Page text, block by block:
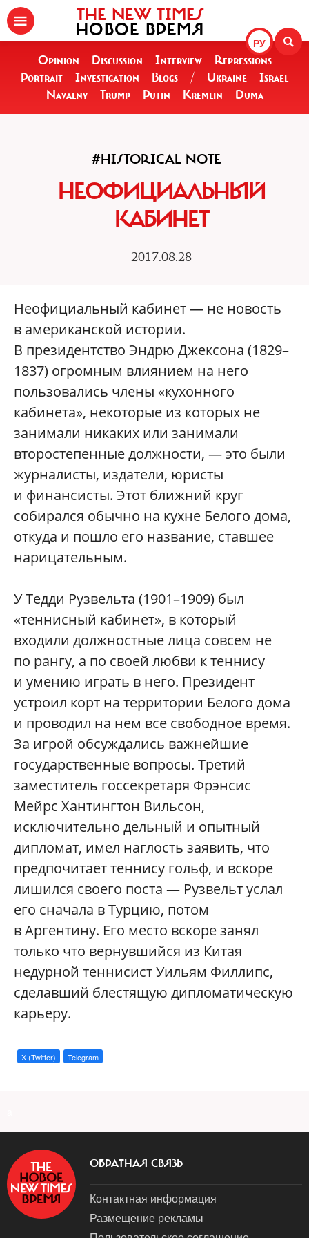
РУ
THE NEW TIMES
НОВОЕ ВРЕМЯ
Opinion Discussion Interview
Repressions
Portrait
Investigation Blogs / Ukraine
Israel
Navalny
Trump Putin Kremlin Duma
#HISTORICAL NOTE
НЕОФИЦИАЛЬНЫЙ
КАБИНЕТ
2017.08.28
Неофициальный кабинет — не новость
в американской истории.
В президентство Эндрю Джексона (1829–
1837) огромным влиянием на него
пользовались члены «кухонного
кабинета», некоторые из которых не
занимали никаких или занимали
второстепенные должности, — это были
журналисты, издатели, юристы
и финансисты. Этот ближний круг
собирался обычно на кухне Белого дома,
откуда и пошло его название, ставшее
нарицательным.
У Тедди Рузвельта (1901–1909) был
«теннисный кабинет», в который
входили должностные лица совсем не
по рангу, а по своей любви к теннису
и умению играть в него. Президент
устроил корт на территории Белого дома
и проводил на нем все свободное время.
За игрой обсуждались важнейшие
государственные вопросы. Третий
заместитель госсекретаря Фрэнсис
Мейрс Хантингтон Вильсон,
исключительно дельный и опытный
дипломат, имел наглость заявить, что
предпочитает теннису гольф, и вскоре
лишился своего поста — Рузвельт услал
его сначала в Турцию, потом
в Аргентину. Его место вскоре занял
только что вернувшийся из Китая
недурной теннисист Уильям Филлипс,
сделавший блестящую дипломатическую
карьеру.
X (Twitter) Telegram
ОБРАТНАЯ СВЯЗЬ
Контактная информация
Размещение рекламы